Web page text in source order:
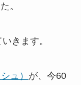
。
きます。
ュ） が、今60